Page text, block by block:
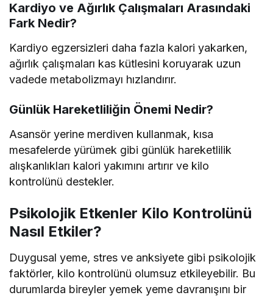
Kardiyo ve Ağırlık Çalışmaları Arasındaki
Fark Nedir?
Kardiyo egzersizleri daha fazla kalori yakarken,
ağırlık çalışmaları kas kütlesini koruyarak uzun
vadede metabolizmayı hızlandırır.
Günlük Hareketliliğin Önemi Nedir?
Asansör yerine merdiven kullanmak, kısa
mesafelerde yürümek gibi günlük hareketlilik
alışkanlıkları kalori yakımını artırır ve kilo
kontrolünü destekler.
Psikolojik Etkenler Kilo Kontrolünü
Nasıl Etkiler?
Duygusal yeme, stres ve anksiyete gibi psikolojik
faktörler, kilo kontrolünü olumsuz etkileyebilir. Bu
durumlarda bireyler yemek yeme davranışını bir